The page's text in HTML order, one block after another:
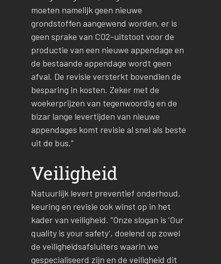
moeten namelijk geen nieuwe
grondstoffen aangewend worden, er is
geen sprake van CO2-uitstoot voor de
productie van een nieuwe appendage en
de bestaande appendage wordt geen
afval. De revisie versterkt bovendien de
besparing in kosten. Zeker met de
woekerprijzen van tegenwoordig en de
bizar lange levertijden van nieuwe
appendages komt revisie al snel als beste
uit de bus.”
Veiligheid
Natuurlijk levert preventief onderhoud,
keuring en revisie ook winst op in het
kader van veiligheid. “Onze slogan is ‘Our
quality is your safety’, doelend op zowel
de veiligheidsafsluiters waarin we
gespecialiseerd zijn en de veiligheid dit